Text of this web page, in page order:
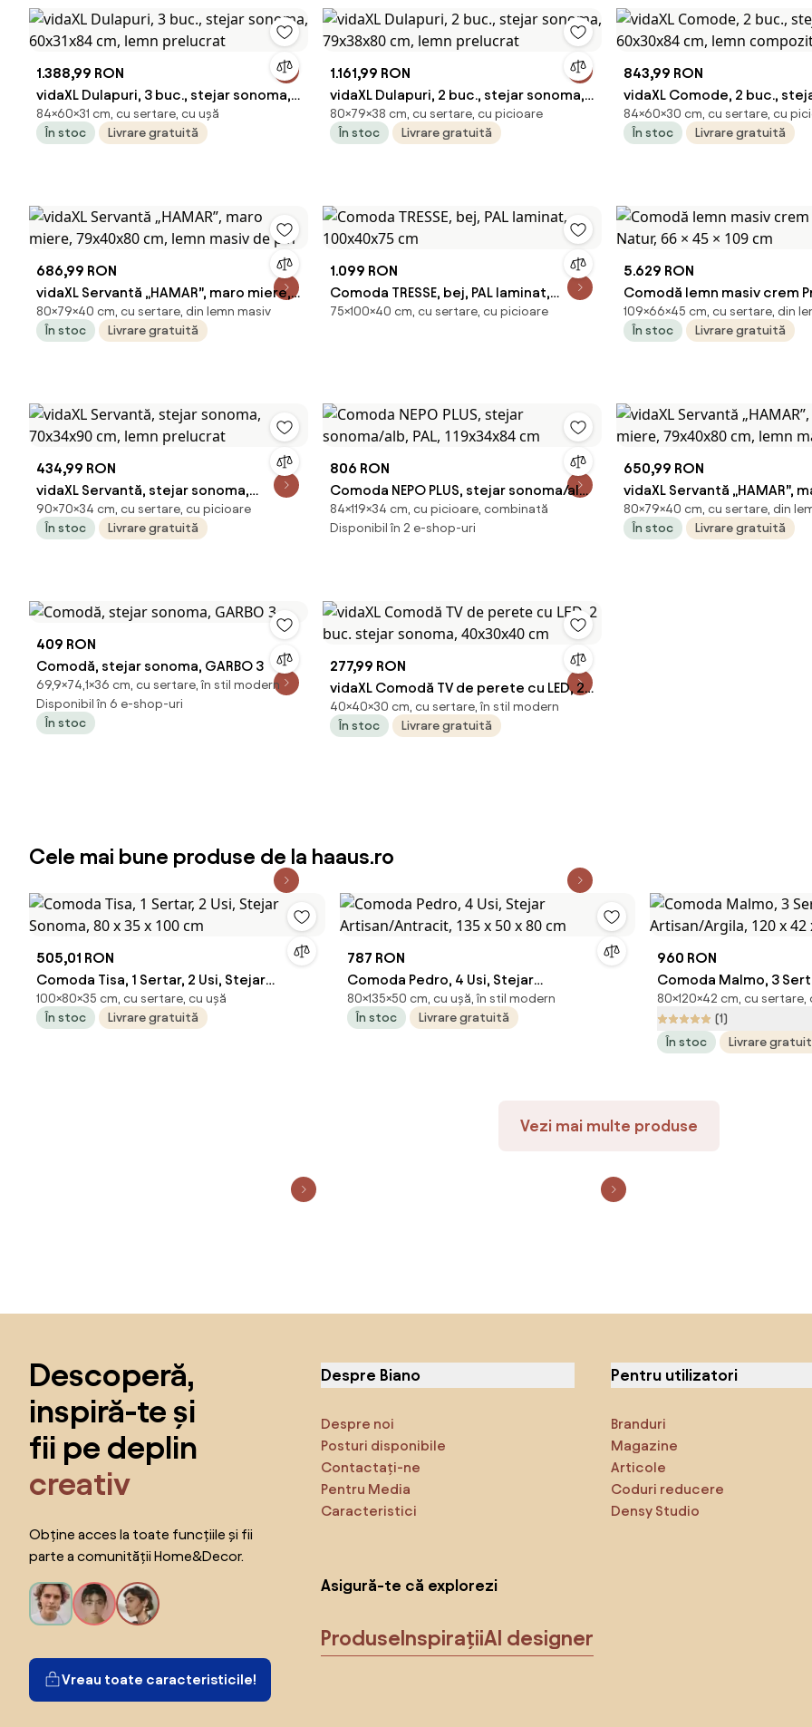
1.388,99 RON
vidaXL Dulapuri, 3 buc., stejar sonoma,
60x31x84 cm, lemn prelucrat
84×60×31 cm, cu sertare, cu ușă
În stoc
Livrare gratuită
1.161,99 RON
vidaXL Dulapuri, 2 buc., stejar sonoma,
79x38x80 cm, lemn prelucrat
80×79×38 cm, cu sertare, cu picioare
În stoc
Livrare gratuită
843,99 RON
vidaXL Comode, 2 buc.,
60x30x84 cm, lemn
84×60×30 cm, cu sertare, cu
În stoc
Livrare gratuită
686,99 RON
vidaXL Servantă „HAMAR”, maro miere,
79x40x80 cm, lemn masiv de pin
80×79×40 cm, cu sertare, din lemn masiv
În stoc
Livrare gratuită
1.099 RON
Comoda TRESSE, bej, PAL laminat,
100x40x75 cm
75×100×40 cm, cu sertare, cu picioare
5.629 RON
Comodă lemn masiv crem
Natur, 66 × 45 × 109 cm
109×66×45 cm, cu sertare, din
În stoc
Livrare gratuită
434,99 RON
vidaXL Servantă, stejar sonoma,
70x34x90 cm, lemn prelucrat
90×70×34 cm, cu sertare, cu picioare
În stoc
Livrare gratuită
806 RON
Comoda NEPO PLUS, stejar sonoma/alb,
PAL, 119x34x84 cm
84×119×34 cm, cu picioare, combinată
Disponibil în 2 e-shop-uri
650,99 RON
vidaXL Servantă „HAMAR”,
79x40x80 cm, lemn masiv
80×79×40 cm, cu sertare, din
În stoc
Livrare gratuită
409 RON
Comodă, stejar sonoma, GARBO 3
69,9×74,1×36 cm, cu sertare, în stil modern
Disponibil în 6 e-shop-uri
În stoc
277,99 RON
vidaXL Comodă TV de perete cu LED, 2
buc. stejar sonoma, 40x30x40 cm
40×40×30 cm, cu sertare, în stil modern
În stoc
Livrare gratuită
Cele mai bune produse de la haaus.ro
505,01 RON
Comoda Tisa, 1 Sertar, 2 Usi, Stejar
Sonoma, 80 x 35 x 100 cm
100×80×35 cm, cu sertare, cu ușă
În stoc
Livrare gratuită
787 RON
Comoda Pedro, 4 Usi, Stejar
Artisan/Antracit, 135 x 50 x 80 cm
80×135×50 cm, cu ușă, în stil modern
În stoc
Livrare gratuită
960 RON
Comoda Malmo, 3
Artisan/Argila, 120 x 42
80×120×42 cm, cu sertare,
(1)
În stoc
Livrare
Vezi mai multe produse
Descoperă,
inspiră-te și
fii pe deplin
creativ
Obține acces la toate funcțiile și fii
parte a comunității Home&Decor.
Vreau toate caracteristicile!
Despre Biano
Despre noi
Posturi disponibile
Contactați-ne
Pentru Media
Caracteristici
Pentru utilizatori
Branduri
Magazine
Articole
Coduri reducere
Densy Studio
Asigură-te că explorezi
ProduseInspirațiiAI designer